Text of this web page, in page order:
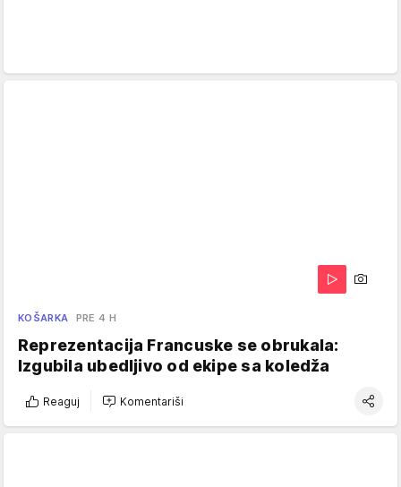
KOŠARKA PRE 4 H
Reprezentacija Francuske se obrukala:
Izgubila ubedljivo od ekipe sa koledža
Reaguj Komentariši